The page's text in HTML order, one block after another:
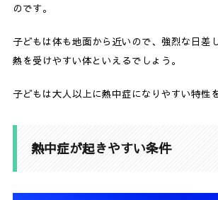
7. まとめ
のです。
子どもは体も地面から近いので、強烈な日差
熱を受けやすい体といえるでしょう。
子どもは大人以上に熱中症になりやすい特性
熱中症が起きやすい条件